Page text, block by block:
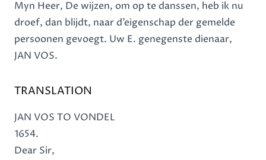
Myn Heer, De wijzen, om op te danssen, heb ik nu
droef, dan blijdt, naar d’eigenschap der gemelde
persoonen gevoegt. Uw E. genegenste dienaar,
JAN VOS.
TRANSLATION
JAN VOS TO VONDEL
1654.
Dear Sir,